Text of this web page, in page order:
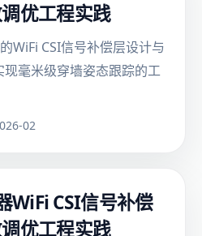
优工程实践
WiFi CSI信号补偿层设计与
毫米级穿墙姿态跟踪的工
02
WiFi CSI信号补偿
优工程实践